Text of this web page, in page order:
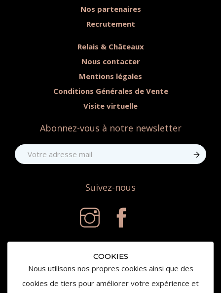
COOKIES
Nous utilisons nos propres cookies ainsi que des
cookies de tiers pour améliorer votre expérience et
Nos partenaires
Recrutement
Relais & Châteaux
Nous contacter
Mentions légales
Conditions Générales de Vente
Visite virtuelle
Abonnez-vous à notre newsletter
Suivez-nous